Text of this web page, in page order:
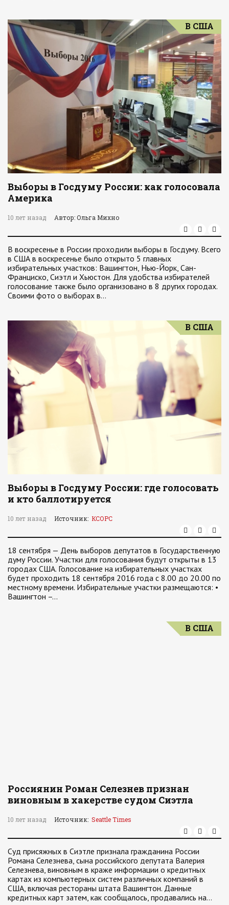
В США
Выборы в Госдуму России: как голосовала
Америка
10 лет назад Автор: Ольга Михно
В воскресенье в России проходили выборы в Госдуму. Всего
в США в воскресенье было открыто 5 главных
избирательных участков: Вашингтон, Нью-Йорк, Сан-
Франциско, Сиэтл и Хьюстон. Для удобства избирателей
голосование также было организовано в 8 других городах.
Своими фото о выборах в…
В США
Выборы в Госдуму России: где голосовать
и кто баллотируется
10 лет назад Источник: КСОРС
18 сентября — День выборов депутатов в Государственную
думу России. Участки для голосования будут открыты в 13
городах США. Голосование на избирательных участках
будет проходить 18 сентября 2016 года с 8.00 до 20.00 по
местному времени. Избирательные участки размещаются: •
Вашингтон –…
В США
Россиянин Роман Селезнев признан
виновным в хакерстве судом Сиэтла
10 лет назад Источник: Seattle Times
Суд присяжных в Сиэтле признала гражданина России
Романа Селезнева, сына российского депутата Валерия
Селезнева, виновным в краже информации о кредитных
картах из компьютерных систем различных компаний в
США, включая рестораны штата Вашингтон. Данные
кредитных карт затем, как сообщалось, продавались на…